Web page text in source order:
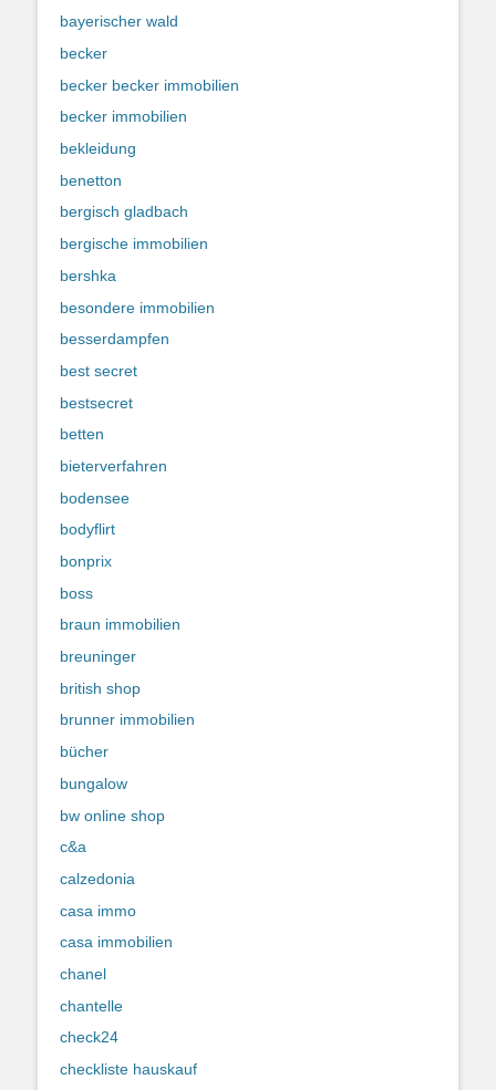
bayerischer wald
becker
becker becker immobilien
becker immobilien
bekleidung
benetton
bergisch gladbach
bergische immobilien
bershka
besondere immobilien
besserdampfen
best secret
bestsecret
betten
bieterverfahren
bodensee
bodyflirt
bonprix
boss
braun immobilien
breuninger
british shop
brunner immobilien
bücher
bungalow
bw online shop
c&a
calzedonia
casa immo
casa immobilien
chanel
chantelle
check24
checkliste hauskauf